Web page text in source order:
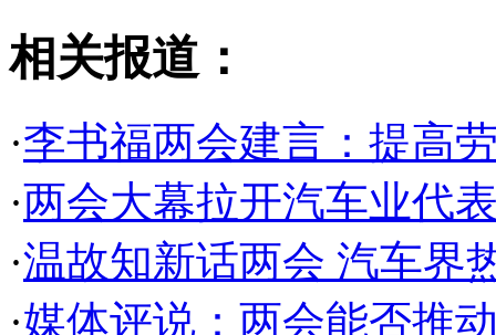
相关报道：
·李书福两会建言：提高
·两会大幕拉开汽车业代
·温故知新话两会 汽车界
·媒体评说：两会能否推